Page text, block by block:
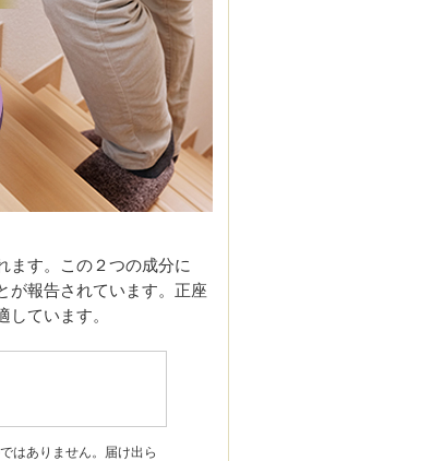
ます。この２つの成分に
が報告されています。正座
ています。
はありません。届け出ら